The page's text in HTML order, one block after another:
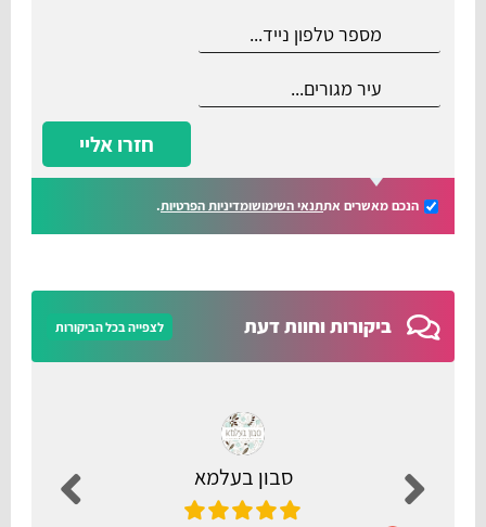
חזרו אליי
הנכם מאשרים אתתנאי השימושומדיניות הפרטיות.
ביקורות וחוות דעת לצפייה בכל הביקורות
סבון בעלמא